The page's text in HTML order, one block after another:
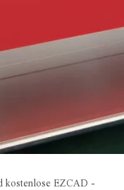
kostenlose EZCAD -